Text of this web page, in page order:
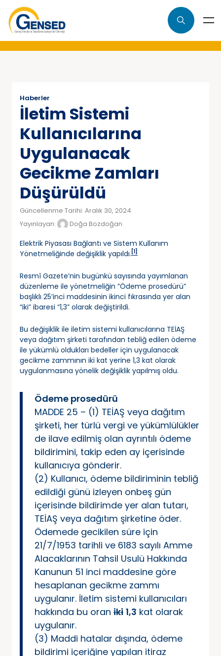
Haberler
İletim Sistemi
Kullanıcılarına
Uygulanacak
Gecikme Zamları
Düşürüldü
Güncellenme Tarihi: Aralık 30, 2024
Yayınlayan:
Doğa Bozdoğan
Elektrik Piyasası Bağlantı ve Sistem Kullanım
Yönetmeliğinde değişiklik yapıldı. [1]
Resmî Gazete’nin bugünkü sayısında yayımlanan
düzenleme ile yönetmeliğin ”Ödeme prosedürü”
başlıklı 25’inci maddesinin ikinci fıkrasında yer alan
“iki” ibaresi “1,3” olarak değiştirildi.
Bu değişiklik ile iletim sistemi kullanıcılarına TEİAŞ
veya dağıtım şirketi tarafından tebliğ edilen ödeme
ile yükümlü oldukları bedeller için uygulanacak
gecikme zammının iki kat yerine 1,3 kat olarak
uygulanmasına yönelik değişiklik yapılmış oldu.
Ödeme prosedürü
MADDE 25 – (1) TEİAŞ veya dağıtım
şirketi, her türlü vergi ve yükümlülükler
de ilave edilmiş olan ayrıntılı ödeme
bildirimini, takip eden ay içerisinde
kullanıcıya gönderir.
(2) Kullanıcı, ödeme bildiriminin tebliğ
edildiği günü izleyen onbeş gün
içerisinde bildirimde yer alan tutarı,
TEİAŞ veya dağıtım şirketine öder.
Ödemede gecikilen süre için
21/7/1953 tarihli ve 6183 sayılı Amme
Alacaklarının Tahsil Usulü Hakkında
Kanunun 51 inci maddesine göre
hesaplanan gecikme zammı
uygulanır. İletim sistemi kullanıcıları
hakkında bu oran iki 1,3 kat olarak
uygulanır.
(3) Maddi hatalar dışında, ödeme
bildirimi içeriğine yapılan itiraz